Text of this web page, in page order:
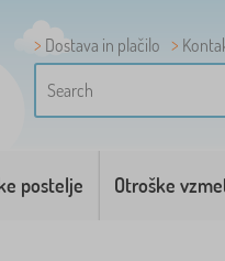
Dostava in plačilo
postelje Otroške